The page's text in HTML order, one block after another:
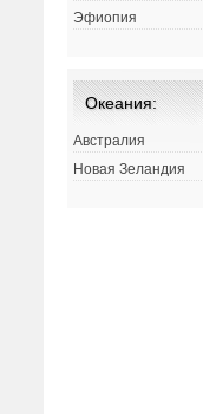
Эфиопия
Океания:
Австралия
Новая Зеландия